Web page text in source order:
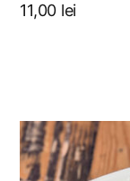
11,00 lei